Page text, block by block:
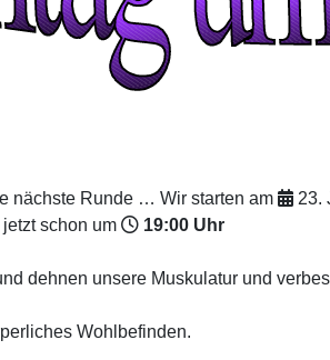
nächste Runde … Wir starten am
23.
schon um
19:00 Uhr
dehnen unsere Muskulatur und
Wohlbefinden.